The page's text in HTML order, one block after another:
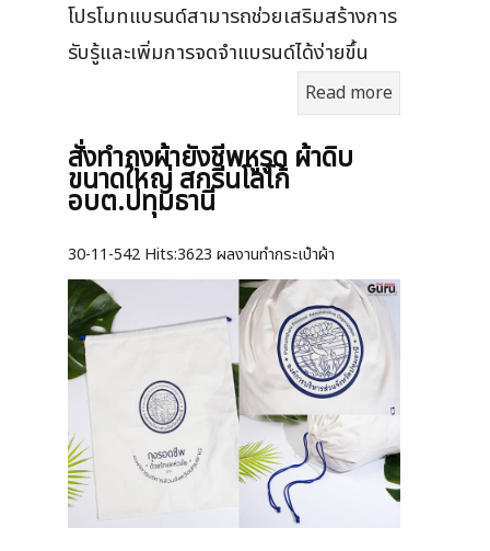
โปรโมทแบรนด์สามารถช่วยเสริมสร้างการ
รับรู้และเพิ่มการจดจำแบรนด์ได้ง่ายขึ้น
Read more
สั่งทำถุงผ้ายังชีพหูรูด ผ้าดิบ
ขนาดใหญ่ สกรีนโลโก้
อบต.ปทุมธานี
30-11-542 Hits:3623 ผลงานทำกระเป๋าผ้า